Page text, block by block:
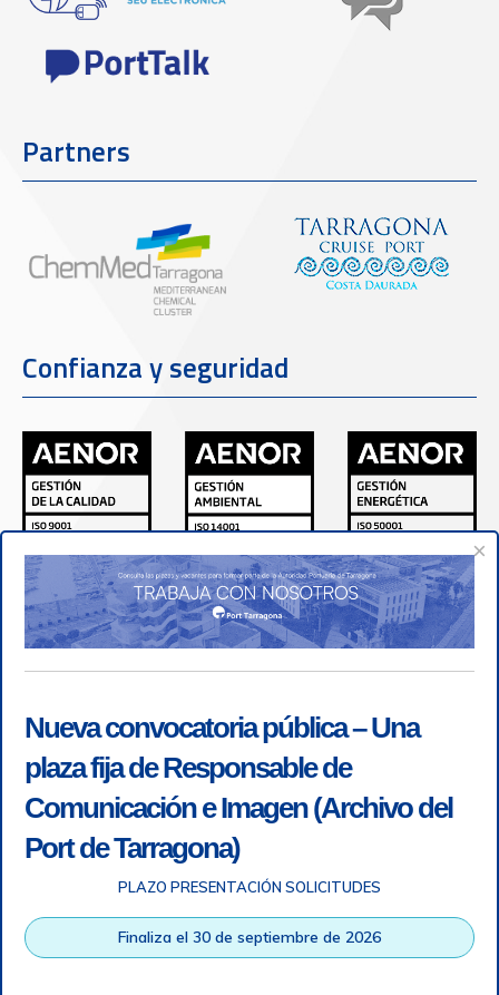
Partners
Confianza y seguridad
Autoridad Portuaria de Tarragona © Todos los derechos
×
Nueva convocatoria pública – Una
plaza fija de Responsable de
Comunicación e Imagen (Archivo del
Port de Tarragona)
PLAZO PRESENTACIÓN SOLICITUDES
Finaliza el 30 de septiembre de 2026